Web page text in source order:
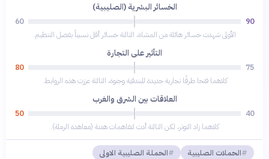
الخسائر البشرية (الصليبية)
90
60
الأولى شهدت خسائر هائلة من المشاة، الثالثة خسائر أقل نسبياً بفضل التنظيم.
التأثير على التجارة
75
80
كلاهما فتحا طرقًا تجارية جديدة للبندقية وجنوة، الثالثة عززت هذه الروابط.
العلاقات بين الشرق والغرب
40
50
كلاهما زاد التوتر، لكن الثالثة أدت لتفاهمات هدنة (معاهدة الرملة).
الحملات الصليبية
الحملة الصليبية الاولى